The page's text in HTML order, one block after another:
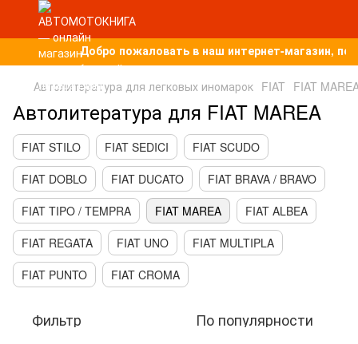
Добро пожаловать в наш интернет-магазин,
Автолитература для легковых иномарок FIAT FIAT
Автолитература для FIAT MAREA
FIAT STILO FIAT SEDICI
FIAT SCUDO
FIAT DOBLO
FIAT DUCATO
FIAT BRAVA / BRAVO
FIAT TIPO / TEMPRA
FIAT MAREA
FIAT ALBEA
FIAT REGATA
FIAT UNO
FIAT MULTIPLA
FIAT PUNTO
FIAT CROMA
Фильтр По популярности